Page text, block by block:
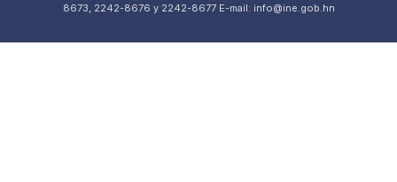
8673, 2242-8676 y 2242-8677 E-mail: info@ine.gob.hn